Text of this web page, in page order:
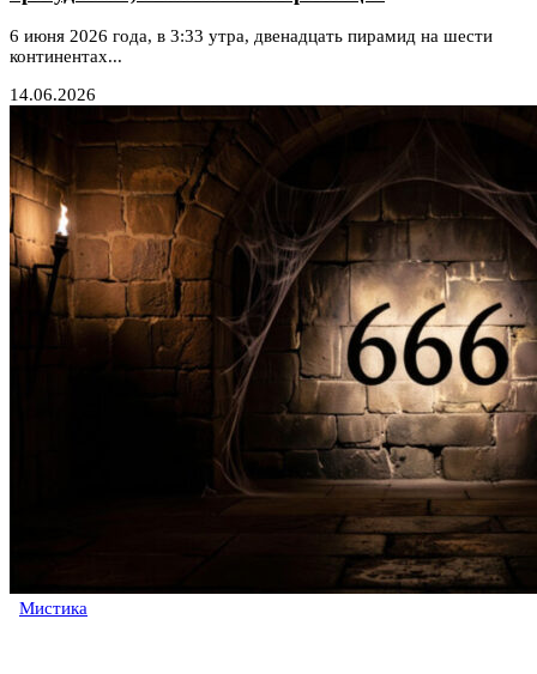
6 июня 2026 года, в 3:33 утра, двенадцать пирамид на шести
континентах...
14.06.2026
Мистика